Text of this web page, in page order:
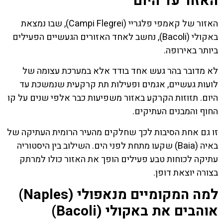
האזור של קאמפי פלגריי (Campi Flegrei), שבו נמצאת
באקולי (Bacoli), נחשב לאחד האזורים הגעשיים הפעילים
ביותר באירופה.
לא מדובר בהר געש אחד בודד אלא במערכת עצומה של
לועות געשיים, אגמים ופעילות תת קרקעית שנמשכת עד
היום. תזוזות הקרקע באזור משפיעות כבר אלפי שנים על קו
החוף והמבנים העתיקים.
זו גם אחת הסיבות לכך שחלקים מהעיר הרומית העתיקה של
באיה (Baia) שקעו מתחת לפני הים. השילוב בין היסטוריה
עתיקה לכוחות טבע פעילים הופך את האזור כולו למרתק
בצורה יוצאת דופן.
למה המקומיים מנאפולי (Naples)
אוהבים את באקולי (Bacoli)